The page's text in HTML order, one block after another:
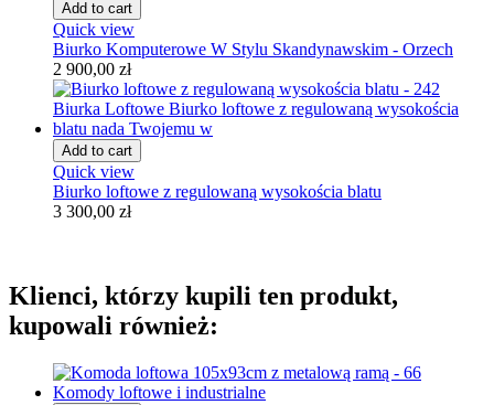
Add to cart
Quick view
Biurko Komputerowe W Stylu Skandynawskim - Orzech
2 900,00 zł
Add to cart
Quick view
Biurko loftowe z regulowaną wysokościa blatu
3 300,00 zł
Klienci, którzy kupili ten produkt,
kupowali również: